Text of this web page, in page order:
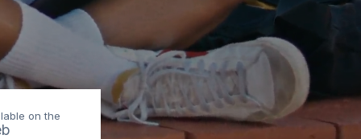
on the